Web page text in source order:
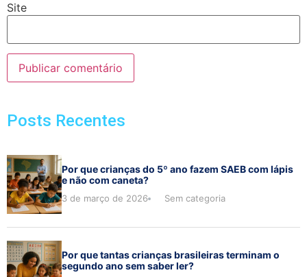
Site
Posts Recentes
Por que crianças do 5º ano fazem SAEB com lápis
e não com caneta?
3 de março de 2026 Sem categoria
Por que tantas crianças brasileiras terminam o
segundo ano sem saber ler?